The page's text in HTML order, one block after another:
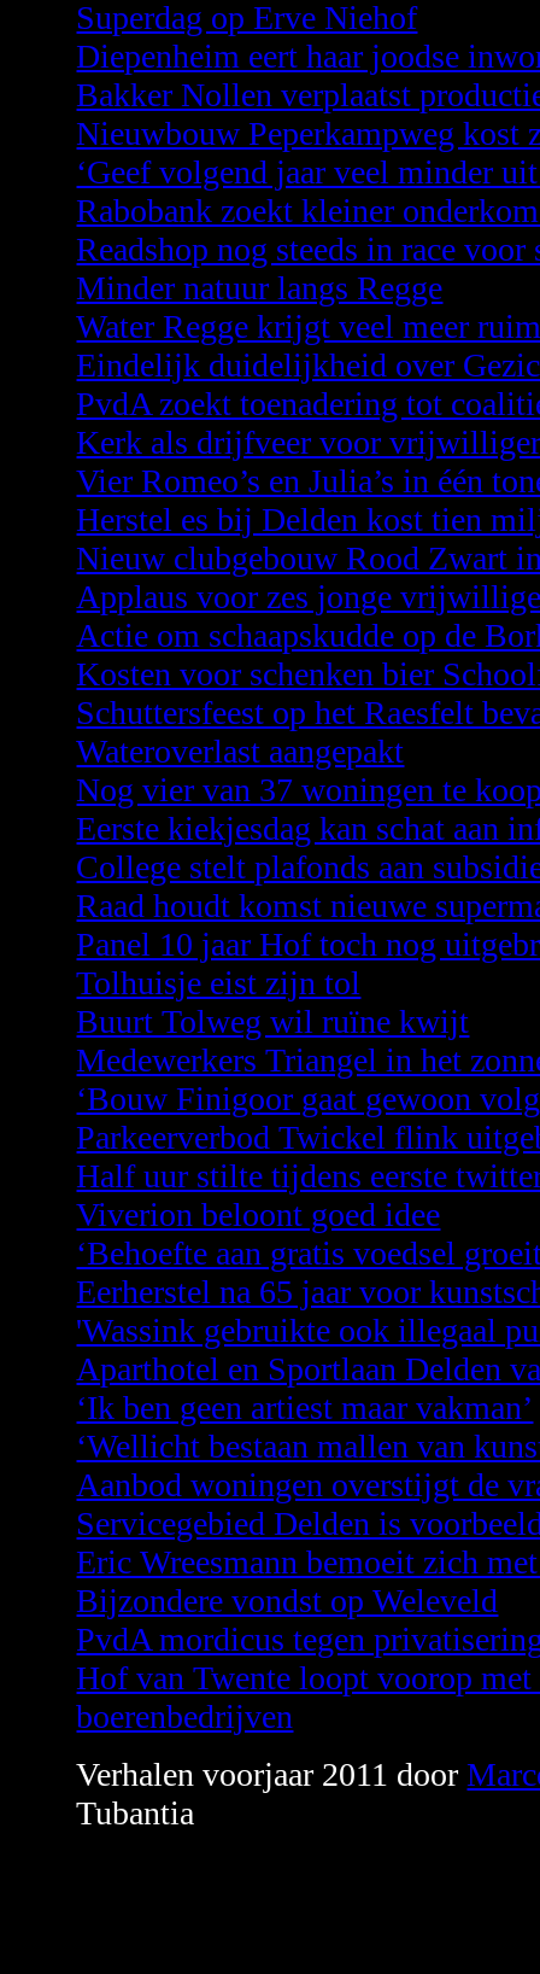
Superdag op Erve Niehof
Diepenheim eert haar joodse
Bakker Nollen verplaatst
Nieuwbouw Peperkampweg kost
‘Geef volgend jaar veel minder
Rabobank zoekt kleiner
Readshop nog steeds in race voor
Minder natuur langs Regge
Water Regge krijgt veel meer
Eindelijk duidelijkheid over
PvdA zoekt toenadering tot
Kerk als drijfveer voor
Vier Romeo’s en Julia’s in één
Herstel es bij Delden kost tien
Nieuw clubgebouw Rood Zwart
Applaus voor zes jonge
Actie om schaapskudde op de
Kosten voor schenken bier
Schuttersfeest op het Raesfelt
Wateroverlast aangepakt
Nog vier van 37 woningen te
Eerste kiekjesdag kan schat aan
College stelt plafonds aan
Raad houdt komst nieuwe
Panel 10 jaar Hof toch nog
Tolhuisje eist zijn tol
Buurt Tolweg wil ruïne kwijt
Medewerkers Triangel in het
‘Bouw Finigoor gaat gewoon
Parkeerverbod Twickel flink
Half uur stilte tijdens eerste
Viverion beloont goed idee
‘Behoefte aan gratis voedsel
Eerherstel na 65 jaar voor
'Wassink gebruikte ook illegaal
Aparthotel en Sportlaan Delden
‘Ik ben geen artiest maar vakman’
‘Wellicht bestaan mallen van
Aanbod woningen overstijgt de
Servicegebied Delden is
Eric Wreesmann bemoeit zich
Bijzondere vondst op Weleveld
PvdA mordicus tegen
Hof van Twente loopt voorop
boerenbedrijven
Verhalen voorjaar 2011 door
Tubantia